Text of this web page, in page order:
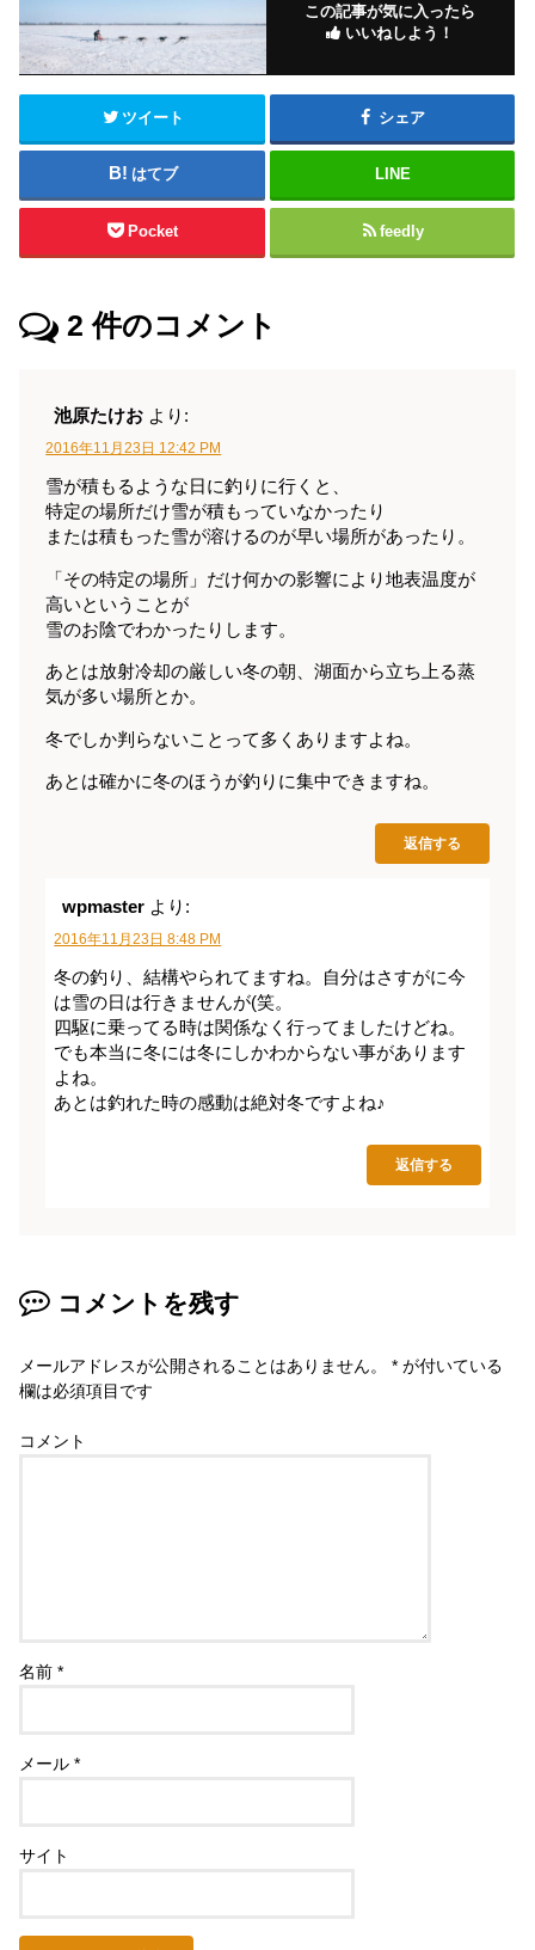
この記事が気に入ったら
いいねしよう！
ツイート シェア
はてブ LINE
Pocket feedly
2 件のコメント
池原たけお より:
2016年11月23日 12:42 PM
雪が積もるような日に釣りに行くと、
特定の場所だけ雪が積もっていなかったり
または積もった雪が溶けるのが早い場所があったり。
「その特定の場所」だけ何かの影響により地表温度が
高いということが
雪のお陰でわかったりします。
あとは放射冷却の厳しい冬の朝、湖面から立ち上る蒸
気が多い場所とか。
冬でしか判らないことって多くありますよね。
あとは確かに冬のほうが釣りに集中できますね。
返信する
wpmaster より:
2016年11月23日 8:48 PM
冬の釣り、結構やられてますね。自分はさすがに今
は雪の日は行きませんが(笑。
四駆に乗ってる時は関係なく行ってましたけどね。
でも本当に冬には冬にしかわからない事があります
よね。
あとは釣れた時の感動は絶対冬ですよね♪
返信する
コメントを残す
メールアドレスが公開されることはありません。 * が付いている
欄は必須項目です
コメント
名前*
メール*
サイト